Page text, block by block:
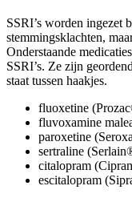
SSRI’s worden ingezet
stemmingsklachten,
Onderstaande
SSRI’s. Ze zijn
staat tussen haakjes.
fluoxetine
fluvoxamine
paroxetine
sertraline
citalopram
escitalopram